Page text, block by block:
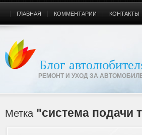
Блог
РЕМОНТ И УХОД ЗА
ГЛАВНАЯ КОММЕНТАРИИ КОНТАКТЫ
Метка "система подачи